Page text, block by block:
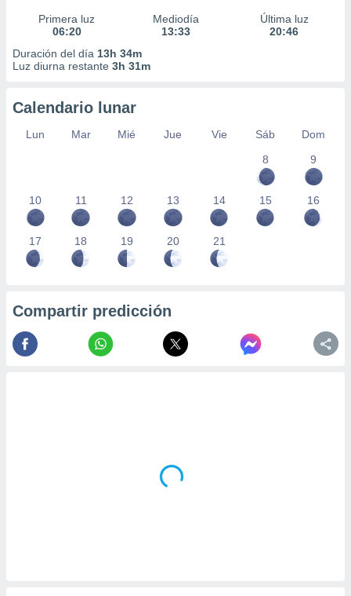
Primera luz
06:20
Mediodía
13:33
Última luz
20:46
Duración del día 13h 34m
Luz diurna restante 3h 31m
Calendario lunar
Lun Mar Mié Jue Vie Sáb
Dom
8
9
10 11 12 13 14 15 16
17 18 19 20 21
Compartir predicción